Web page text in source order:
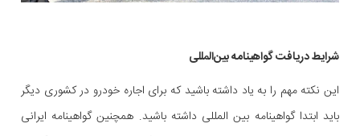
شرایط دریافت گواهینامه بین‌المللی
این نکته مهم را به یاد داشته باشید که برای اجاره خودرو در کشوری دیگر
باید ابتدا گواهینامه بین المللی داشته باشید. همچنین گواهینامه ایرانی